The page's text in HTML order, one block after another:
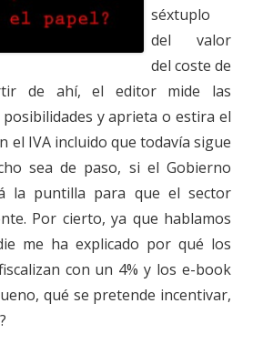
séxtuplo
del valor
del coste de
de ahí, el editor mide las
y aprieta o estira el
el IVA incluido que todavía sigue
sea de paso, si el Gobierno
la puntilla para que el sector
Por cierto, ya que hablamos
me ha explicado por qué los
con un 4% y los e-book
qué se pretende incentivar,